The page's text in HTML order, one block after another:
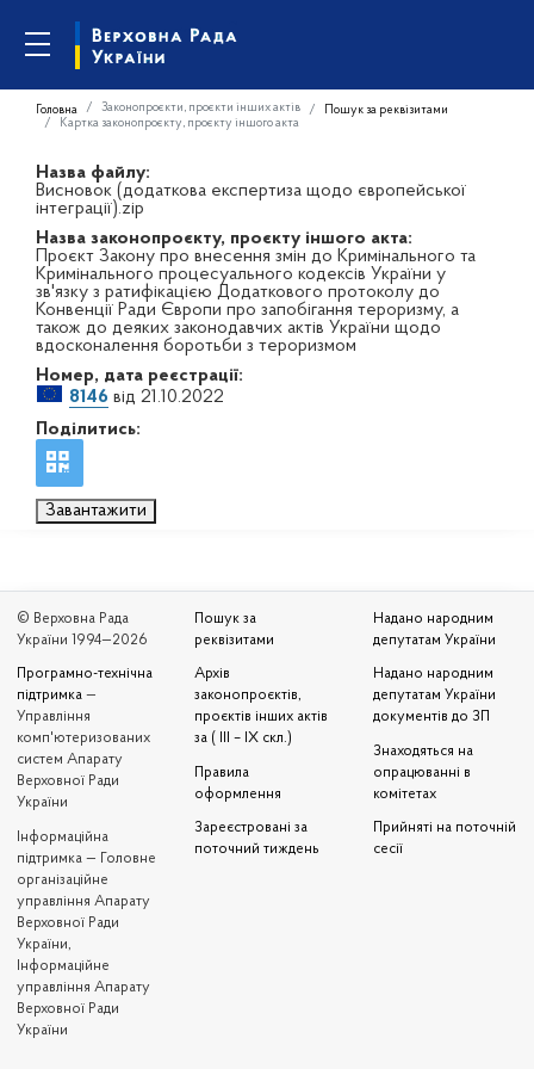
Головна Законопроєкти, проєкти інших актів
Пошук за реквізитами
Картка законопроєкту, проєкту іншого акта
Назва файлу:
Висновок (додаткова експертиза щодо європейської
інтеграції).zip
Назва законопроєкту, проєкту іншого акта:
Проєкт Закону про внесення змін до Кримінального та
Кримінального процесуального кодексів України у
зв'язку з ратифікацією Додаткового протоколу до
Конвенції Ради Європи про запобігання тероризму, а
також до деяких законодавчих актів України щодо
вдосконалення боротьби з тероризмом
Номер, дата реєстрації:
8146 від 21.10.2022
Поділитись:
Завантажити
© Верховна Рада
України 1994—2026
Програмно-технічна
підтримка —
Управління
комп'ютеризованих
систем Апарату
Верховної Ради
України
Iнформаційна
підтримка — Головне
організаційне
управління Апарату
Верховної Ради
України,
Інформаційне
управління Апарату
Верховної Ради
України
Пошук за
реквізитами
Архів
законопроєктів,
проєктів інших актів
за ( III – IX скл.)
Правила
оформлення
Зареєстровані за
поточний тиждень
Надано народним
депутатам України
Надано народним
депутатам України
документів до ЗП
Знаходяться на
опрацюванні в
комітетах
Прийняті на поточній
сесії